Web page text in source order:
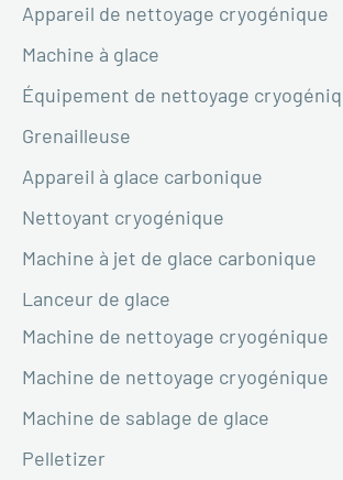
Appareil de nettoyage cryogénique
Machine à glace
Équipement de nettoyage
Grenailleuse
Appareil à glace carbonique
Nettoyant cryogénique
Machine à jet de glace carbonique
Lanceur de glace
Machine de nettoyage cryogénique
Machine de nettoyage cryogénique
Machine de sablage de glace
Pelletizer